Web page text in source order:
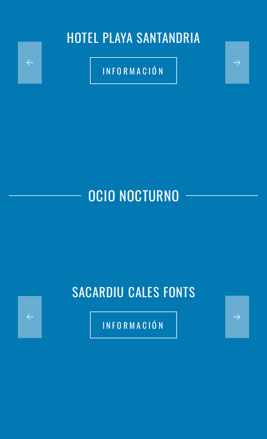
HOTEL PLAYA SANTANDRIA
INFORMACIÓN
OCIO NOCTURNO
SACARDIU CALES FONTS
INFORMACIÓN